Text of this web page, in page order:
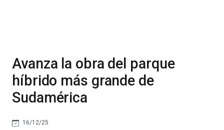
Avanza la obra del parque
híbrido más grande de
Sudamérica
16/12/25